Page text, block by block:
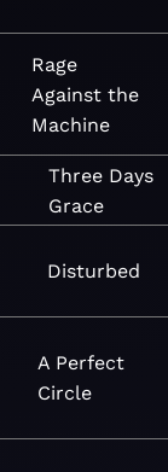
Rage
Against the
Machine
Three Days
Grace
Disturbed
A Perfect
Circle